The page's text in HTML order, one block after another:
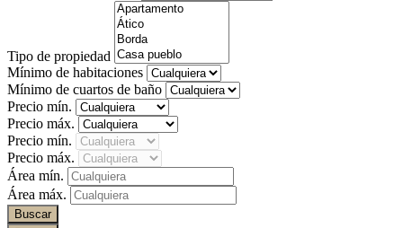
Tipo de propiedad
Mínimo de habitaciones
Mínimo de cuartos de baño
Precio mín.
Precio máx.
Precio mín.
Precio máx.
Área mín.
Área máx.